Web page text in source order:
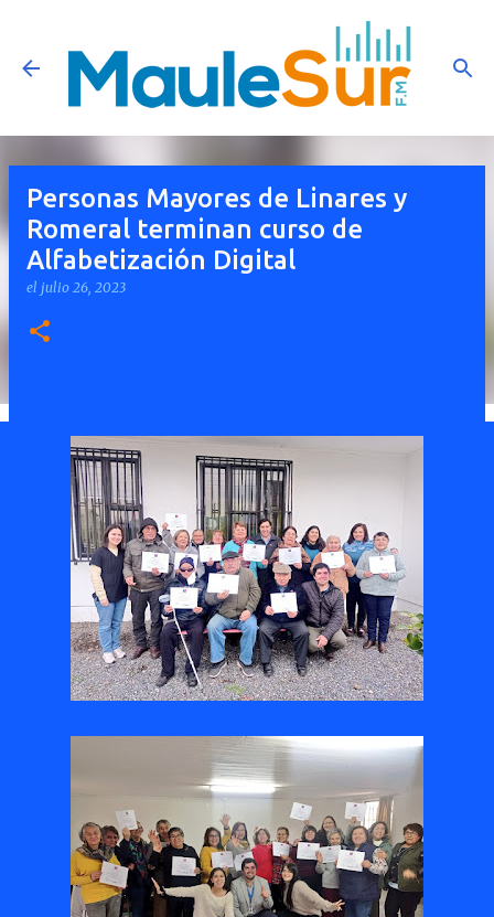
Ir al contenido principal
Personas Mayores de Linares y
Romeral terminan curso de
Alfabetización Digital
el julio 26, 2023